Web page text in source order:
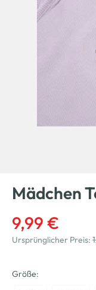
Mädchen
9,99 €
Ursprünglicher Preis:
Größe: